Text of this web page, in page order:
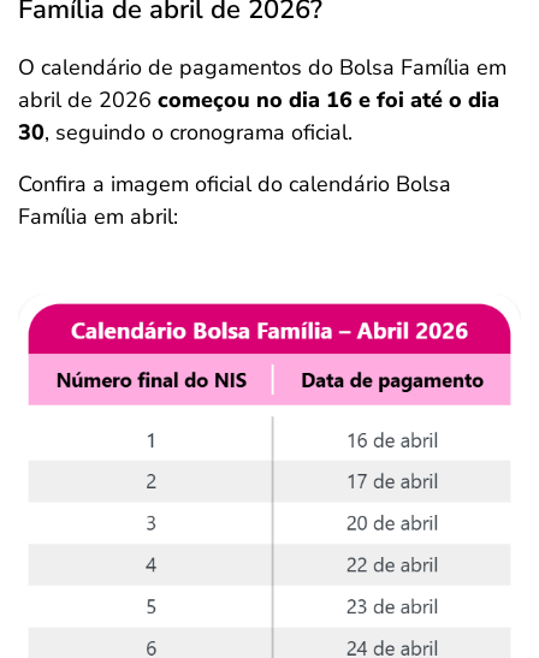
Família de abril de 2026?
O calendário de pagamentos do Bolsa Família em
abril de 2026 começou no dia 16 e foi até o dia
30, seguindo o cronograma oficial.
Confira a imagem oficial do calendário Bolsa
Família em abril: